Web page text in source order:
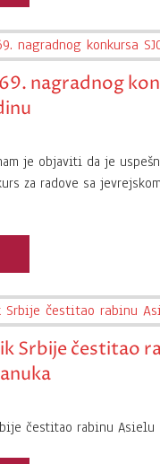
nagradnog
je objaviti da je
za radove sa
Srbije čestitao
čestitao rabinu Asielu